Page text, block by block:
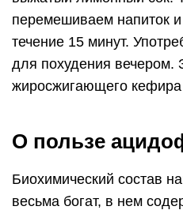
перемешиваем напиток
течение 15 минут.
для похудения
жиросжигающего кефира
О пользе
Биохимический состав
весьма богат, в нем